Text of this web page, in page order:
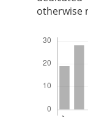
otherwise